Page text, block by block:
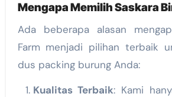
Mengapa Memilih Saskara
Ada beberapa alasan
Farm menjadi pilihan terbaik
dus packing burung Anda:
Kualitas Terbaik: Kami